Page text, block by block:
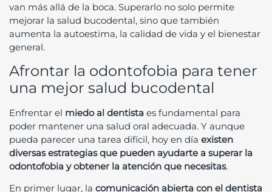
van más allá de la boca. Superarlo no solo permite
mejorar la salud bucodental, sino que también
aumenta la autoestima, la calidad de vida y el bienestar
general.
Afrontar la odontofobia para tener
una mejor salud bucodental
Enfrentar el miedo al dentista es fundamental para
poder mantener una salud oral adecuada. Y aunque
pueda parecer una tarea difícil, hoy en día existen
diversas estrategias que pueden ayudarte a superar la
odontofobia y obtener la atención que necesitas.
En primer lugar, la comunicación abierta con el dentista